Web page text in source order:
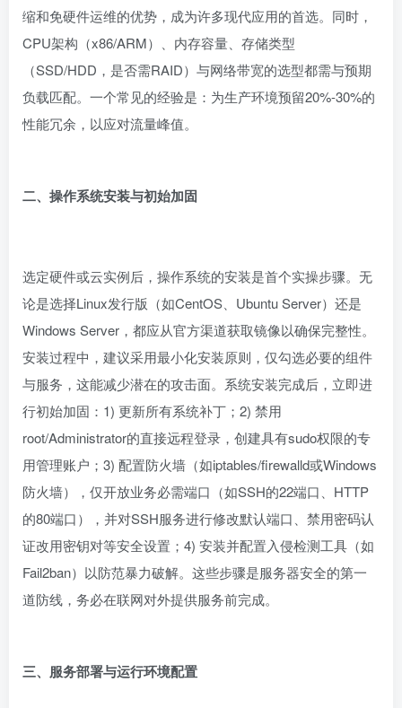
缩和免硬件运维的优势，成为许多现代应用的首选。同时，
CPU架构（x86/ARM）、内存容量、存储类型
（SSD/HDD，是否需RAID）与网络带宽的选型都需与预期
负载匹配。一个常见的经验是：为生产环境预留20%-30%的
性能冗余，以应对流量峰值。
二、操作系统安装与初始加固
选定硬件或云实例后，操作系统的安装是首个实操步骤。无
论是选择Linux发行版（如CentOS、Ubuntu Server）还是
Windows Server，都应从官方渠道获取镜像以确保完整性。
安装过程中，建议采用最小化安装原则，仅勾选必要的组件
与服务，这能减少潜在的攻击面。系统安装完成后，立即进
行初始加固：1) 更新所有系统补丁；2) 禁用
root/Administrator的直接远程登录，创建具有sudo权限的专
用管理账户；3) 配置防火墙（如iptables/firewalld或Windows
防火墙），仅开放业务必需端口（如SSH的22端口、HTTP
的80端口），并对SSH服务进行修改默认端口、禁用密码认
证改用密钥对等安全设置；4) 安装并配置入侵检测工具（如
Fail2ban）以防范暴力破解。这些步骤是服务器安全的第一
道防线，务必在联网对外提供服务前完成。
三、服务部署与运行环境配置